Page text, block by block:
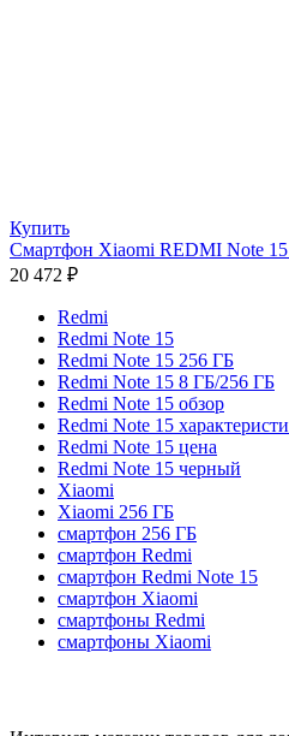
Купить
Смартфон Xiaomi REDMI Note
20 472 ₽
Redmi
Redmi Note 15
Redmi Note 15 256 ГБ
Redmi Note 15 8 ГБ/256 ГБ
Redmi Note 15 обзор
Redmi Note 15
Redmi Note 15 цена
Redmi Note 15 черный
Xiaomi
Xiaomi 256 ГБ
смартфон 256 ГБ
смартфон Redmi
смартфон Redmi Note 15
смартфон Xiaomi
смартфоны Redmi
смартфоны Xiaomi